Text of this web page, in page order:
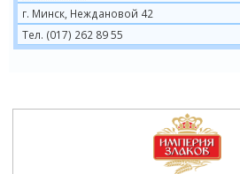
г. Минск, Неждановой 42
Тел. (017) 262 89 55